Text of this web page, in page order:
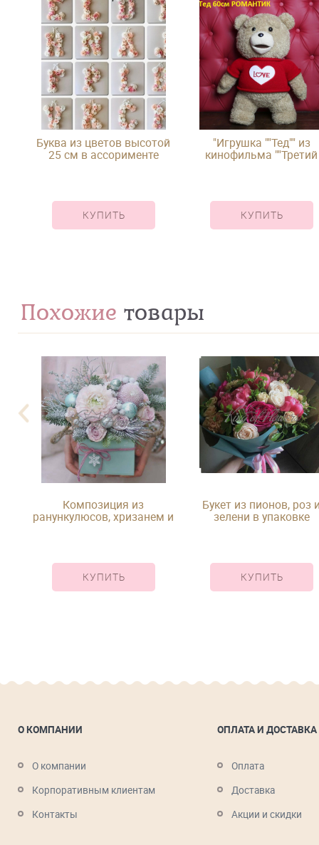
Буква из цветов высотой
25 см в ассорименте
КУПИТЬ
"Игрушка ""Тед"" из
кинофильма ""Третий
КУПИТЬ
Похожие товары
Композиция из
ранункулюсов, хризанем и
КУПИТЬ
Букет из пионов, роз
зелени в упаковке
КУПИТЬ
О КОМПАНИИ
О компании
Корпоративным клиентам
Контакты
ОПЛАТА И ДОСТАВКА
Оплата
Доставка
Акции и скидки